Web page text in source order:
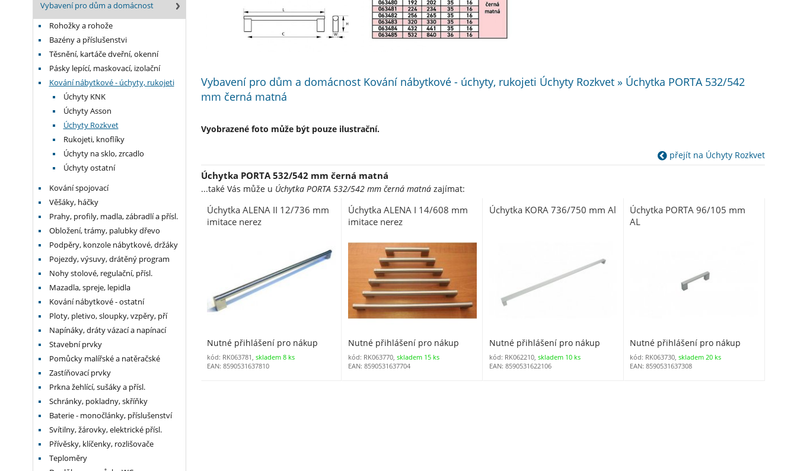
Vybavení pro dům a domácnost Kování nábytkové - úchyty, rukojeti Úchyty Rozkvet » Úchytka PORTA 532/542
mm černá matná
Vyobrazené foto může být pouze ilustrační.
přejít na Úchyty Rozkvet
Úchytka PORTA 532/542 mm černá matná
...také Vás může u Úchytka PORTA 532/542 mm černá matnázajímat:
Úchytka ALENA II 12/736 mm
imitace nerez
Nutné přihlášení pro nákup
kód: RK063781,skladem 8 ks
EAN: 8590531637810
Úchytka ALENA I 14/608 mm
imitace nerez
Nutné přihlášení pro nákup
kód: RK063770, skladem 15 ks
EAN: 8590531637704
Úchytka KORA 736/750 mm Al
Nutné přihlášení pro nákup
kód: RK062210, skladem 10 ks
EAN: 8590531622106
Úchytka PORTA 96/105 mm
AL
Nutné přihlášení pro nákup
kód: RK063730,skladem 20 ks
EAN: 8590531637308
Vybavení pro dům a domácnost
Rohožky a rohože
Bazény a příslušenstvi
Těsnění, kartáče dveřní, okenní
Pásky lepící, maskovací, izolační
Kování nábytkové - úchyty, rukojeti
Úchyty KNK
Úchyty Asson
Úchyty Rozkvet
Rukojeti, knoflíky
Úchyty na sklo, zrcadlo
Úchyty ostatní
Kování spojovací
Věšáky, háčky
Prahy, profily, madla, zábradlí a přísl.
Obložení, trámy, palubky dřevo
Podpěry, konzole nábytkové, držáky
Pojezdy, výsuvy, drátěný program
Nohy stolové, regulační, přísl.
Mazadla, spreje, lepidla
Kování nábytkové - ostatní
Ploty, pletivo, sloupky, vzpěry, pří
Napínáky, dráty vázací a napínací
Stavební prvky
Pomůcky malířské a natěračské
Zastíňovací prvky
Prkna žehlící, sušáky a přísl.
Schránky, pokladny, skříňky
Baterie - monočlánky, příslušenství
Svítilny, žárovky, elektrické přísl.
Přívěsky, klíčenky, rozlišovače
Teploměry